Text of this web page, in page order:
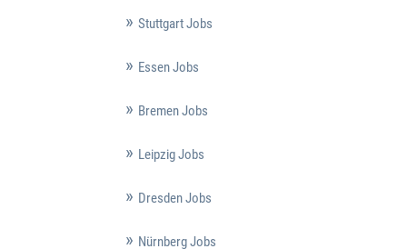
Stuttgart Jobs
Essen Jobs
Bremen Jobs
Leipzig Jobs
Dresden Jobs
Nürnberg Jobs